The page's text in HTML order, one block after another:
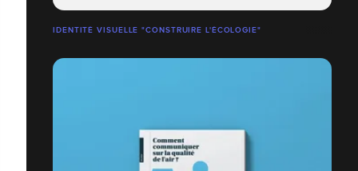
IDENTITÉ VISUELLE "CONSTRUIRE L'ÉCOLOGIE"